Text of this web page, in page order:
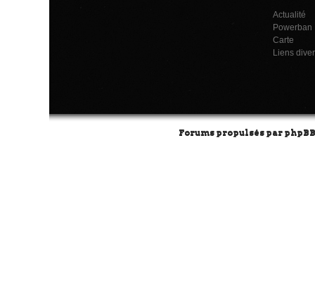
Actualité
Powerban
Carte
Liens
Forums propulsés par phpBB